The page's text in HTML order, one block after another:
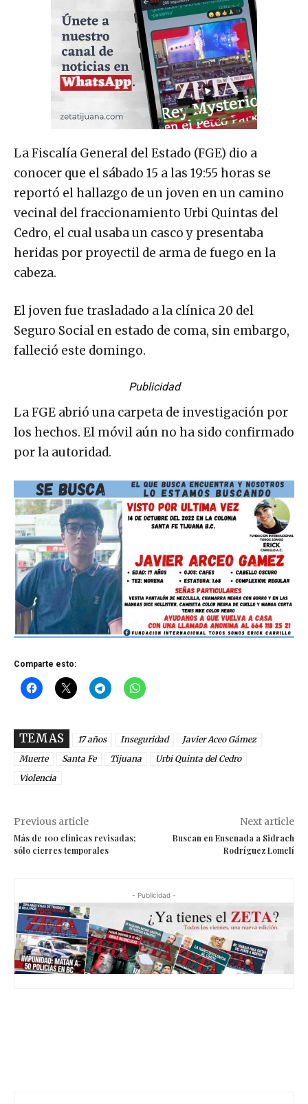
La Fiscalía General del Estado (FGE) dio a
conocer que el sábado 15 a las 19:55 horas se
reportó el hallazgo de un joven en un camino
vecinal del fraccionamiento Urbi Quintas del
Cedro, el cual usaba un casco y presentaba
heridas por proyectil de arma de fuego en la
cabeza.
El joven fue trasladado a la clínica 20 del
Seguro Social en estado de coma, sin embargo,
falleció este domingo.
Publicidad
La FGE abrió una carpeta de investigación por
los hechos. El móvil aún no ha sido confirmado
por la autoridad.
Comparte esto:
TEMAS 17 años Inseguridad
Javier Aceo Gámez
Muerte
Santa Fe Tijuana
Urbi Quinta del Cedro
Violencia
Previous article
Más de 100 clínicas revisadas;
sólo cierres temporales
Next article
Buscan en Ensenada a Sidrach
Rodríguez Lomelí
- Publicidad -